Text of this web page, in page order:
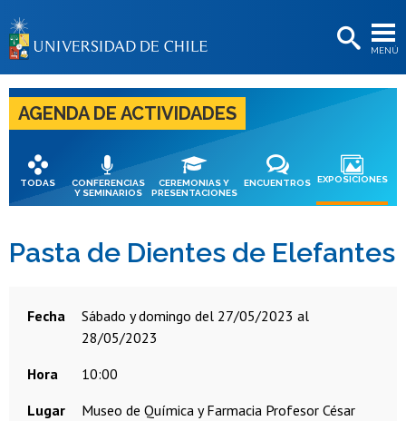
MENÚ
BIBLIOTECAS
LA UNIVERSIDAD
Postulantes
Estudiantes
Académicas/os
Funcionarias/os
AGENDA DE ACTIVIDADES
TODAS
CONFERENCIAS
Y SEMINARIOS
CEREMONIAS Y
PRESENTACIONES
ENCUENTROS EXPOSICIONES
Pasta de Dientes de Elefantes
Fecha
sábado y domingo del 27/05/2023 al
28/05/2023
Hora
10:00
Lugar
Museo de Química y Farmacia Profesor César